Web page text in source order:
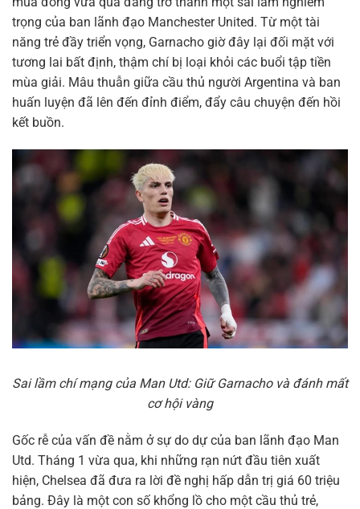
trọng của ban lãnh đạo Manchester United. Từ một tài
năng trẻ đầy triển vọng, Garnacho giờ đây lại đối mặt với
tương lai bất định, thậm chí bị loại khỏi các buổi tập tiền
mùa giải. Mâu thuẫn giữa cầu thủ người Argentina và ban
huấn luyện đã lên đến đỉnh điểm, đẩy câu chuyện đến hồi
kết buồn.
Sai lầm chí mạng của Man Utd: Giữ Garnacho và đánh mất
cơ hội vàng
Gốc rễ của vấn đề nằm ở sự do dự của ban lãnh đạo Man
Utd. Tháng 1 vừa qua, khi những rạn nứt đầu tiên xuất
hiện, Chelsea đã đưa ra lời đề nghị hấp dẫn trị giá 60 triệu
bảng. Đây là một con số khổng lồ cho một cầu thủ trẻ,